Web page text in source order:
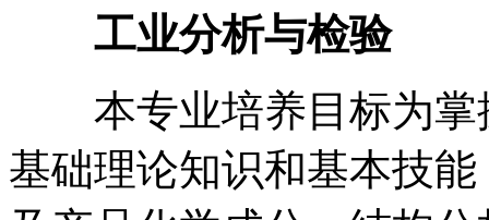
工业分析与检验
本专业培养目标为掌
基础理论知识和基本技